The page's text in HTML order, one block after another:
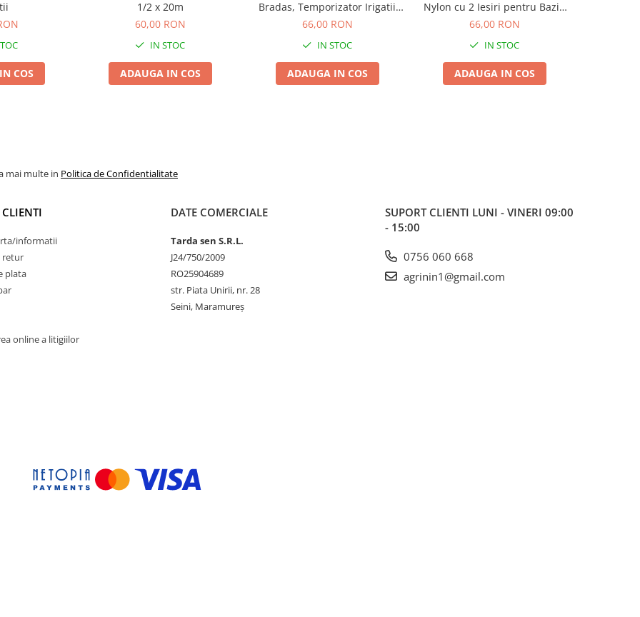
COS
1/2 x 20m
60,00 RON
IN STOC
ADAUGA IN COS
Bradas, Temporizator Irigatii
Direct Robinet 3/4 fara Baterii
66,00 RON
IN STOC
ADAUGA IN COS
Nylon cu 2 Iesiri pentru Bazin
1000L, Adaptor Dublu Rezistent
66,00 RON
IN STOC
ADAUGA IN COS
mai multe in Politica de Confidentialitate
informatii
retur
plata
online a litigiilor
DATE COMERCIALE
Tarda sen S.R.L.
J24/750/2009
RO25904689
str. Piata Unirii, nr. 28
Seini, Maramureş
SUPORT CLIENTI LUNI - VINERI 09:00
- 15:00
0756 060 668
agrinin1@gmail.com